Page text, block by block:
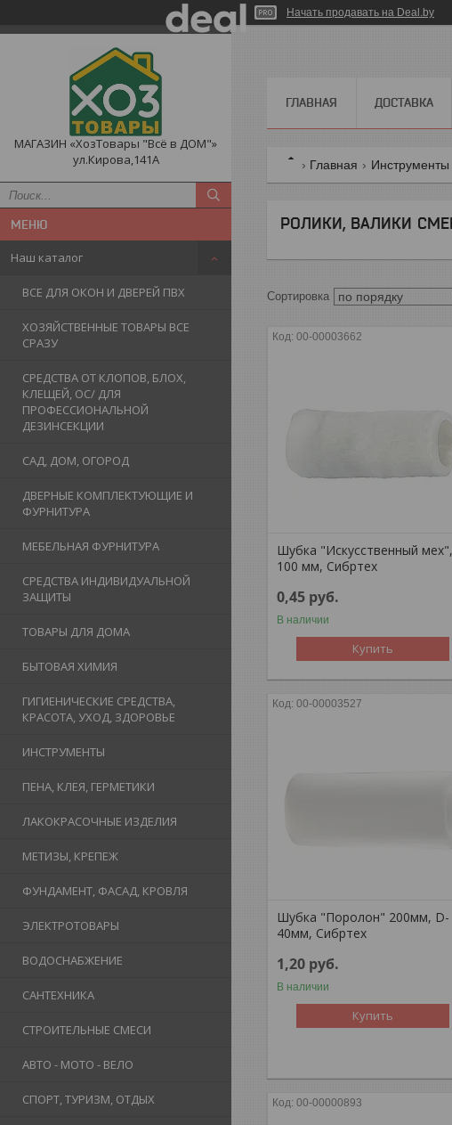
Начать продавать на Deal.by
МАГАЗИН «ХозТовары "Всё в ДОМ"»
ул.Кирова,141А
Наш каталог
ВСЕ ДЛЯ ОКОН И ДВЕРЕЙ ПВХ
ХОЗЯЙСТВЕННЫЕ ТОВАРЫ ВСЕ
СРАЗУ
СРЕДСТВА ОТ КЛОПОВ, БЛОХ,
КЛЕЩЕЙ, ОС/ ДЛЯ
ПРОФЕССИОНАЛЬНОЙ
ДЕЗИНСЕКЦИИ
САД, ДОМ, ОГОРОД
ДВЕРНЫЕ КОМПЛЕКТУЮЩИЕ И
ФУРНИТУРА
МЕБЕЛЬНАЯ ФУРНИТУРА
СРЕДСТВА ИНДИВИДУАЛЬНОЙ
ЗАЩИТЫ
ТОВАРЫ ДЛЯ ДОМА
БЫТОВАЯ ХИМИЯ
ГИГИЕНИЧЕСКИЕ СРЕДСТВА,
КРАСОТА, УХОД, ЗДОРОВЬЕ
ИНСТРУМЕНТЫ
ПЕНА, КЛЕЯ, ГЕРМЕТИКИ
ЛАКОКРАСОЧНЫЕ ИЗДЕЛИЯ
МЕТИЗЫ, КРЕПЕЖ
ФУНДАМЕНТ, ФАСАД, КРОВЛЯ
ЭЛЕКТРОТОВАРЫ
ВОДОСНАБЖЕНИЕ
САНТЕХНИКА
СТРОИТЕЛЬНЫЕ СМЕСИ
АВТО - МОТО - ВЕЛО
СПОРТ, ТУРИЗМ, ОТДЫХ
ГЛАВНАЯ ДОСТАВКА
Главная Инструменты
РОЛИКИ, ВАЛИКИ
00-00003662
Шубка "Искусственный мех",
100 мм, Сибртех
0,45 руб.
В наличии
Купить
00-00003527
Шубка "Поролон" 200мм, D-
40мм, Сибртех
1,20 руб.
В наличии
Купить
00-00000893